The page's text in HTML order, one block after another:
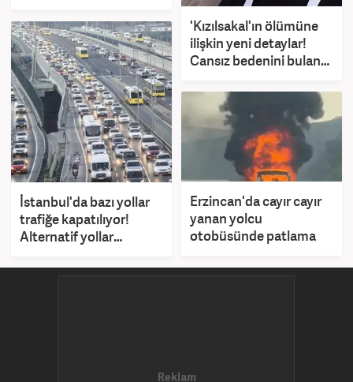
'Kızılsakal'ın ölümüne
ilişkin yeni detaylar!
Cansız bedenini bulan
İstanbul'da bazı yollar
trafiğe kapatılıyor!
Alternatif yollar
Erzincan'da cayır cayır
yanan yolcu
otobüsünde patlama